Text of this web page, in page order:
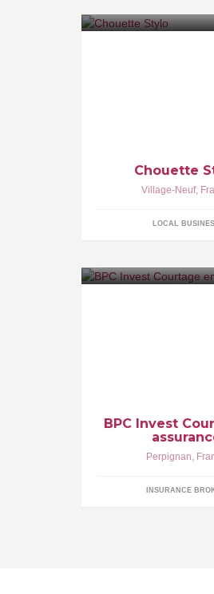
Chouette
Village-Neuf,
LOCAL
BPC Invest
Perpignan,
INSURANCE